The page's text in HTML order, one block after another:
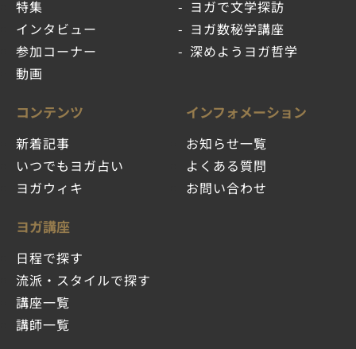
特集
インタビュー
参加コーナー
動画
ヨガで文学探訪
ヨガ数秘学講座
深めようヨガ哲学
コンテンツ
新着記事
いつでもヨガ占い
ヨガウィキ
ヨガ講座
日程で探す
流派・スタイルで探す
講座一覧
講師一覧
インフォメーション
お知らせ一覧
よくある質問
お問い合わせ